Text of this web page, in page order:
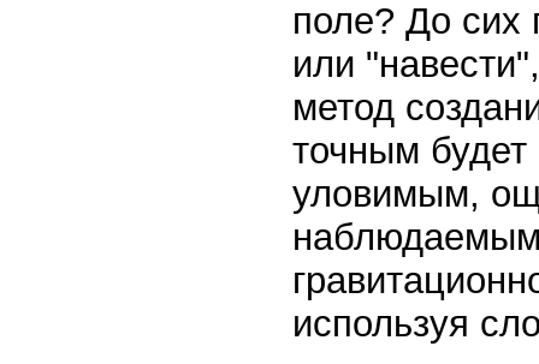
поле? До сих
или
метод
точным
уловимым,
наблюдаемым
используя